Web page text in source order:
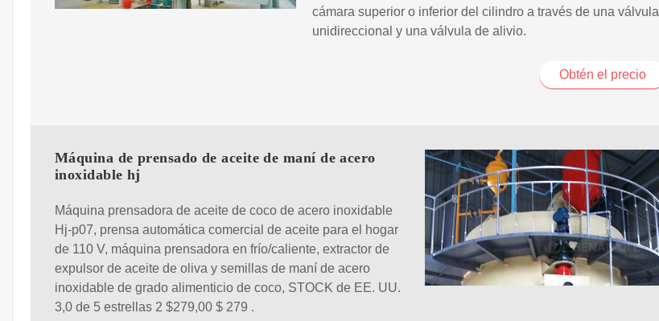
cámara superior o inferior del cilindro a través de una válvula
unidireccional y una válvula de alivio.
Obtén el precio
Máquina de prensado de aceite de maní de acero
inoxidable hj
Máquina prensadora de aceite de coco de acero inoxidable
Hj-p07, prensa automática comercial de aceite para el hogar
de 110 V, máquina prensadora en frío/caliente, extractor de
expulsor de aceite de oliva y semillas de maní de acero
inoxidable de grado alimenticio de coco, STOCK de EE. UU.
3,0 de 5 estrellas 2 $279,00 $ 279 .